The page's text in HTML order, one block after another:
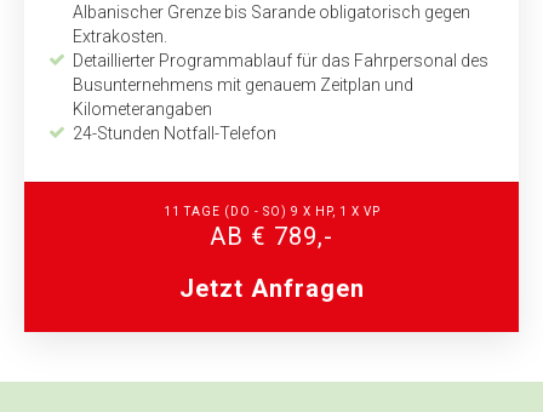
Albanischer Grenze bis Sarande obligatorisch gegen
Extrakosten.
Detaillierter Programmablauf für das Fahrpersonal des
Busunternehmens mit genauem Zeitplan und
Kilometerangaben
24-Stunden Notfall-Telefon
11 TAGE (DO - SO) 9 X HP, 1 X VP
AB € 789,-
Jetzt Anfragen